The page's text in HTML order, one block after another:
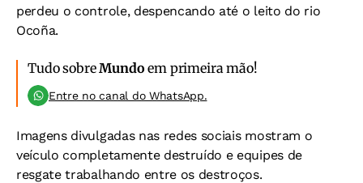
perdeu o controle, despencando até o leito do rio
Ocoña.
Tudo sobreMundo em primeira mão!
Entre no canal do WhatsApp.
Imagens divulgadas nas redes sociais mostram o
veículo completamente destruído e equipes de
resgate trabalhando entre os destroços.